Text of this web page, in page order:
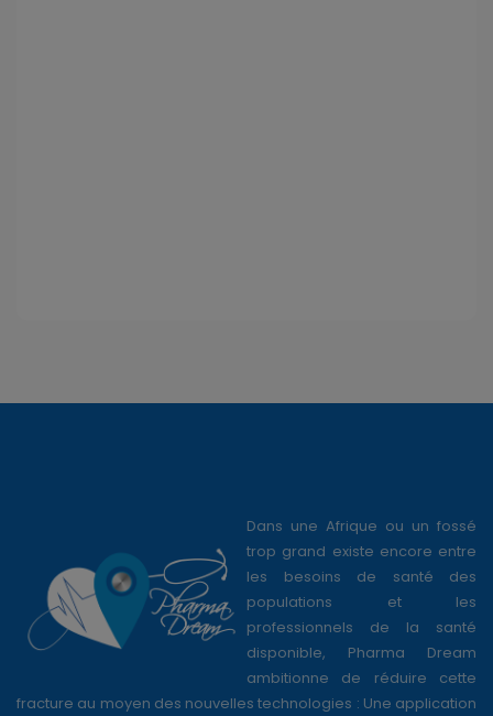
Dans une Afrique ou un fossé
trop grand existe encore entre
les besoins de santé des
populations et les
professionnels de la santé
disponible, Pharma Dream
ambitionne de réduire cette
fracture au moyen des nouvelles technologies : Une application